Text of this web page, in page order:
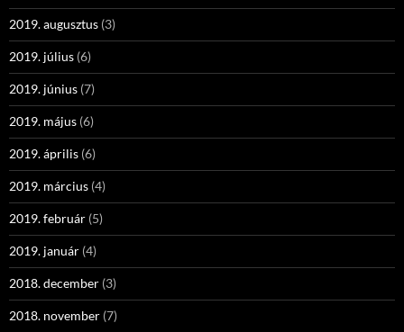
2019. augusztus (3)
2019. július (6)
2019. június (7)
2019. május (6)
2019. április (6)
2019. március (4)
2019. február (5)
2019. január (4)
2018. december (3)
2018. november (7)